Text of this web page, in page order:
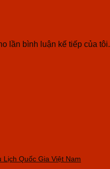
lần bình luận kế tiếp của tôi.
Lịch Quốc Gia Việt Nam